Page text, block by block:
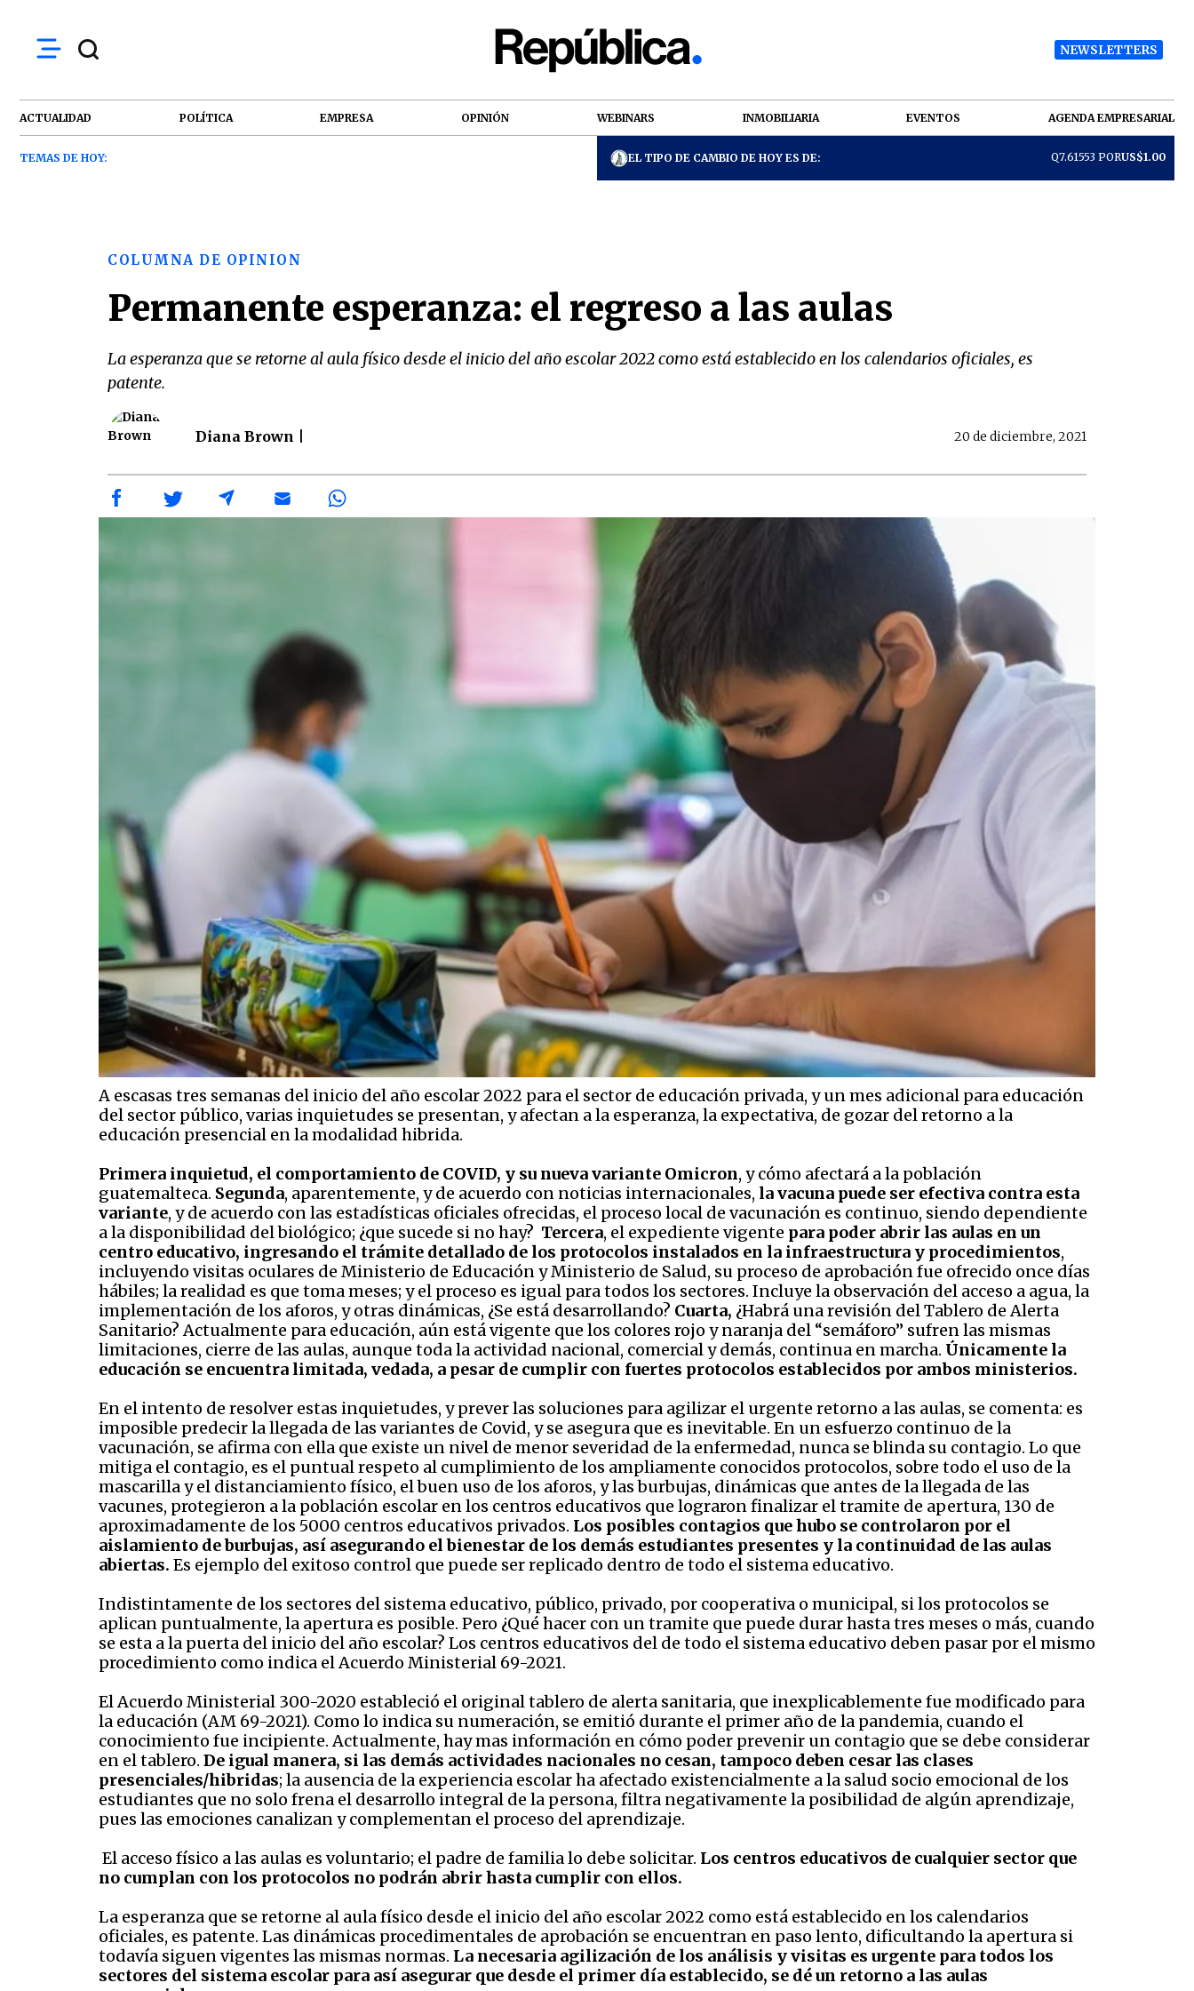
NEWSLETTERS
ACTUALIDAD POLÍTICA EMPRESA OPINIÓN WEBINARS INMOBILIARIA EVENTOS AGENDA EMPRESARIAL
TEMAS DE HOY: EL TIPO DE CAMBIO DE HOY ES DE: Q7.61553 PORUS$1.00
COLUMNA DE OPINION
Permanente esperanza: el regreso a las aulas
La esperanza que se retorne al aula físico desde el inicio del año escolar 2022 como está establecido en los calendarios oficiales, es
patente.
Diana Brown | 20 de diciembre, 2021
A escasas tres semanas del inicio del año escolar 2022 para el sector de educación privada, y un mes adicional para educación
del sector público, varias inquietudes se presentan, y afectan a la esperanza, la expectativa, de gozar del retorno a la
educación presencial en la modalidad hibrida.
Primera inquietud, el comportamiento de COVID, y su nueva variante Omicron, y cómo afectará a la población
guatemalteca. Segunda, aparentemente, y de acuerdo con noticias internacionales, la vacuna puede ser efectiva contra esta
variante, y de acuerdo con las estadísticas oficiales ofrecidas, el proceso local de vacunación es continuo, siendo dependiente
a la disponibilidad del biológico; ¿que sucede si no hay? Tercera, el expediente vigente para poder abrir las aulas en un
centro educativo, ingresando el trámite detallado de los protocolos instalados en la infraestructura y procedimientos,
incluyendo visitas oculares de Ministerio de Educación y Ministerio de Salud, su proceso de aprobación fue ofrecido once días
hábiles; la realidad es que toma meses; y el proceso es igual para todos los sectores. Incluye la observación del acceso a agua, la
implementación de los aforos, y otras dinámicas, ¿Se está desarrollando? Cuarta, ¿Habrá una revisión del Tablero de Alerta
Sanitario? Actualmente para educación, aún está vigente que los colores rojo y naranja del “semáforo” sufren las mismas
limitaciones, cierre de las aulas, aunque toda la actividad nacional, comercial y demás, continua en marcha. Únicamente la
educación se encuentra limitada, vedada, a pesar de cumplir con fuertes protocolos establecidos por ambos ministerios.
En el intento de resolver estas inquietudes, y prever las soluciones para agilizar el urgente retorno a las aulas, se comenta: es
imposible predecir la llegada de las variantes de Covid, y se asegura que es inevitable. En un esfuerzo continuo de la
vacunación, se afirma con ella que existe un nivel de menor severidad de la enfermedad, nunca se blinda su contagio. Lo que
mitiga el contagio, es el puntual respeto al cumplimiento de los ampliamente conocidos protocolos, sobre todo el uso de la
mascarilla y el distanciamiento físico, el buen uso de los aforos, y las burbujas, dinámicas que antes de la llegada de las
vacunes, protegieron a la población escolar en los centros educativos que lograron finalizar el tramite de apertura, 130 de
aproximadamente de los 5000 centros educativos privados. Los posibles contagios que hubo se controlaron por el
aislamiento de burbujas, así asegurando el bienestar de los demás estudiantes presentes y la continuidad de las aulas
abiertas. Es ejemplo del exitoso control que puede ser replicado dentro de todo el sistema educativo.
Indistintamente de los sectores del sistema educativo, público, privado, por cooperativa o municipal, si los protocolos se
aplican puntualmente, la apertura es posible. Pero ¿Qué hacer con un tramite que puede durar hasta tres meses o más, cuando
se esta a la puerta del inicio del año escolar? Los centros educativos del de todo el sistema educativo deben pasar por el mismo
procedimiento como indica el Acuerdo Ministerial 69-2021.
El Acuerdo Ministerial 300-2020 estableció el original tablero de alerta sanitaria, que inexplicablemente fue modificado para
la educación (AM 69-2021). Como lo indica su numeración, se emitió durante el primer año de la pandemia, cuando el
conocimiento fue incipiente. Actualmente, hay mas información en cómo poder prevenir un contagio que se debe considerar
en el tablero. De igual manera, si las demás actividades nacionales no cesan, tampoco deben cesar las clases
presenciales/hibridas; la ausencia de la experiencia escolar ha afectado existencialmente a la salud socio emocional de los
estudiantes que no solo frena el desarrollo integral de la persona, filtra negativamente la posibilidad de algún aprendizaje,
pues las emociones canalizan y complementan el proceso del aprendizaje.
El acceso físico a las aulas es voluntario; el padre de familia lo debe solicitar. Los centros educativos de cualquier sector que
no cumplan con los protocolos no podrán abrir hasta cumplir con ellos.
La esperanza que se retorne al aula físico desde el inicio del año escolar 2022 como está establecido en los calendarios
oficiales, es patente. Las dinámicas procedimentales de aprobación se encuentran en paso lento, dificultando la apertura si
todavía siguen vigentes las mismas normas. La necesaria agilización de los análisis y visitas es urgente para todos los
sectores del sistema escolar para así asegurar que desde el primer día establecido, se dé un retorno a las aulas